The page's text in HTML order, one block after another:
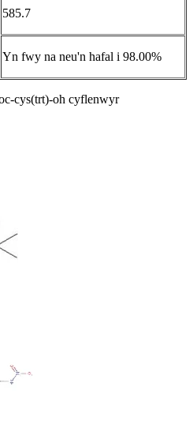
585.7
Yn fwy na neu'n hafal i 98.00%
cys(trt)-oh cyflenwyr